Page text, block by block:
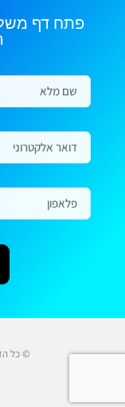
פתח דף
© כל הזכויות